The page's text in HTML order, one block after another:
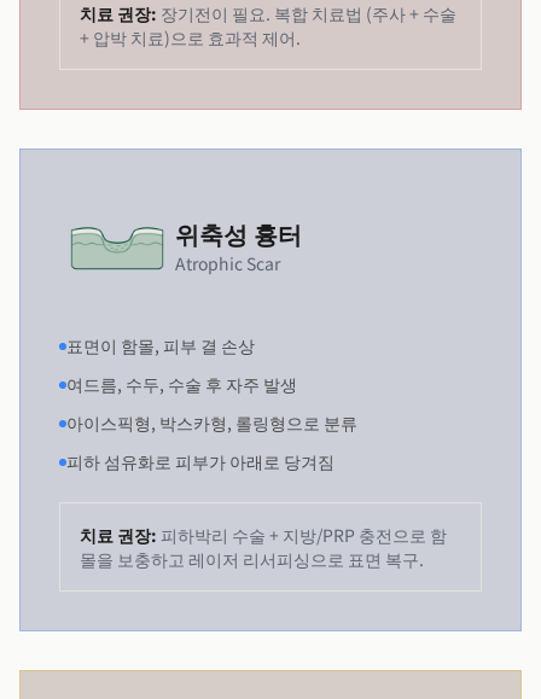
치료 권장: 장기전이 필요. 복합 치료법 (주사 + 수술
+ 압박 치료)으로 효과적 제어.
위축성 흉터
Atrophic Scar
표면이 함몰, 피부 결 손상
여드름, 수두, 수술 후 자주 발생
아이스픽형, 박스카형, 롤링형으로 분류
피하 섬유화로 피부가 아래로 당겨짐
치료 권장: 피하박리 수술 + 지방/PRP 충전으로 함
몰을 보충하고 레이저 리서피싱으로 표면 복구.